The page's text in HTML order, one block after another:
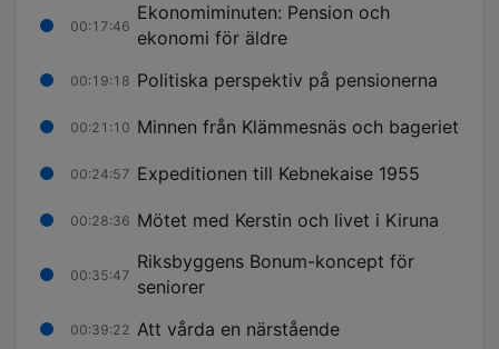
00:17:46
Ekonomiminuten: Pension och
ekonomi för äldre
00:19:18 Politiska perspektiv på pensionerna
00:21:10 Minnen från Klämmesnäs och bageriet
00:24:57 Expeditionen till Kebnekaise 1955
00:28:36 Mötet med Kerstin och livet i Kiruna
00:35:47
Riksbyggens Bonum-koncept för
seniorer
00:39:22 Att vårda en närstående